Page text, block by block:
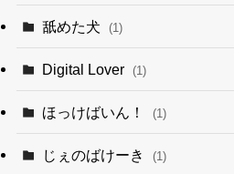
舐めた犬 (1)
Digital Lover (1)
ほっけばいん！ (1)
じぇのばけーき (1)